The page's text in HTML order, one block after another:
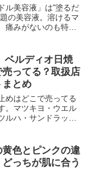
ル美容液」は“塗るだ
の美容液。溶けるマ
痛みがないのも特
理由なども徹底調
に高めたいなら、同
ルクリーム」も人
ベルディオ日焼
ってる？取扱店
まとめ
めはどこで売ってる
。マツキヨ・ウエル
ルハ・サンドラッグ
、またゲットしやす
かりやすく紹介しま
色とピンクの違
っちが肌に合う